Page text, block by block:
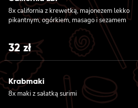
8x california z krewetką, majonezem lekko
pikantnym, ogórkiem, masago i sezamem
32zł
Krabmaki
8x maki z sałatką surimi